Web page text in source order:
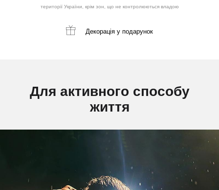
території України, крім зон, що не контролюються владою
Декорація у подарунок
Для активного способу
життя